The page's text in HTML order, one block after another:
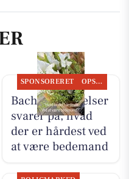
SPONSORERET OPSLAGSTAVLEN
Bachs Begravelser
svarer på, hvad
der er hårdest ved
at være bedemand